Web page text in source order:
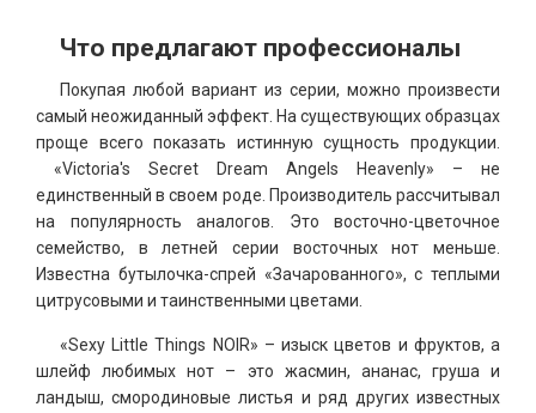
Что предлагают профессионалы
Покупая любой вариант из серии, можно произвести
самый неожиданный эффект. На существующих образцах
проще всего показать истинную сущность продукции.
«Victoria's Secret Dream Angels Heavenly» – не
единственный в своем роде. Производитель рассчитывал
на популярность аналогов. Это восточно-цветочное
семейство, в летней серии восточных нот меньше.
Известна бутылочка-спрей «Зачарованного», с теплыми
цитрусовыми и таинственными цветами.
«Sexy Little Things NOIR» – изыск цветов и фруктов, а
шлейф любимых нот – это жасмин, ананас, груша и
ландыш, смородиновые листья и ряд других известных